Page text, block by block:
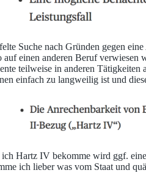
Suche nach Gründen gegen
einen anderen Beruf
teilweise in anderen
einfach zu langweilig ist und
Hartz IV bekomme wird ggf.
ich lieber was vom Staat und